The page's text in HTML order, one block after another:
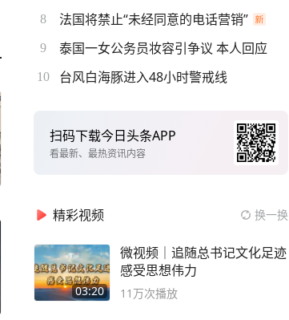
8 法国将禁止“未经同意的电话营销”
9 泰国一女公务员妆容引争议 本人回应
10 台风白海豚进入48小时警戒线
扫码下载今日头条APP
看最新、最热资讯内容
精彩视频 换一换
03:20
微视频｜追随总书记文化足迹
感受思想伟力
11万次播放